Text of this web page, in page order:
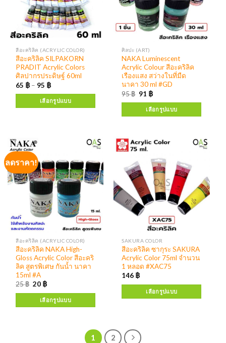
ศิลปะ (ART)
NAKA Luminescent
Acrylic Colour สีอะคริลิค
เรืองแสง สว่างในที่มืด
นาคา 30 ml #GD
95฿ 91 ฿
เลือกรูปแบบ
ลดราคา!
สีอะคริลิค (ACRYLIC COLOR)
สีอะคริลิค NAKA High-
Gloss Acrylic Color สีอะคริ
ลิค สูตรพิเศษ กันน้ำ นาคา
15ml #A
25฿ 20 ฿
เลือกรูปแบบ
สีอะคริลิค (ACRYLIC COLOR)
สีอะคริลิค SILPAKORN
PRADIT Acrylic Colors
ศิลปากรประดิษฐ์ 60ml
65 ฿ – 95 ฿
เลือกรูปแบบ
SAKURA COLOR
สีอะคริลิค ซากุระ SAKURA
Acrylic Color 75ml จำนวน
1 หลอด #XAC75
146 ฿
เลือกรูปแบบ
1 2